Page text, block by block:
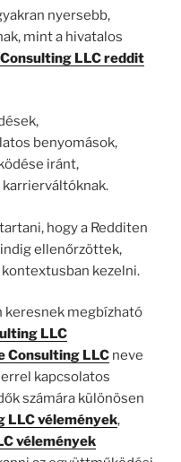
nyersebb,
mint a hivatalos
LLC reddit
benyomások,
iránt,
karrierváltóknak.
hogy a Redditen
ellenőrzöttek,
kezelni.
megbízható
LLC
Consulting LLC neve
kapcsolatos
számára különösen
LLC vélemények,
vélemények